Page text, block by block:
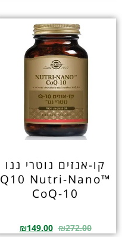
קו-אנזים נוטרי ננו
Q10 Nutri-Nano™
CoQ-10
₪272.00
₪149.00